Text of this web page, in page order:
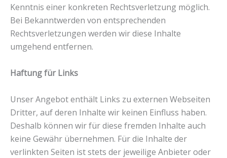
Kenntnis einer konkreten Rechtsverletzung möglich.
Bei Bekanntwerden von entsprechenden
Rechtsverletzungen werden wir diese Inhalte
umgehend entfernen.
Haftung für Links
Unser Angebot enthält Links zu externen Webseiten
Dritter, auf deren Inhalte wir keinen Einfluss haben.
Deshalb können wir für diese fremden Inhalte auch
keine Gewähr übernehmen. Für die Inhalte der
verlinkten Seiten ist stets der jeweilige Anbieter oder